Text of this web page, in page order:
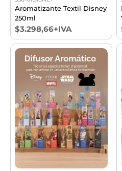
Aromatizante Textil Disney
250ml
$3.298,66+IVA